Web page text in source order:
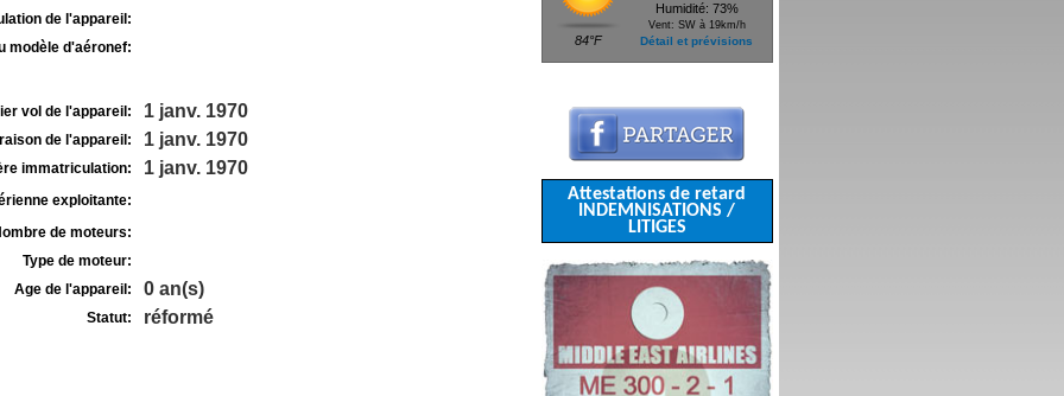
de l'appareil:
modèle d'aéronef:
vol de l'appareil: 1 janv. 1970
de l'appareil: 1 janv. 1970
immatriculation: 1 janv. 1970
exploitante:
de moteurs:
Type de moteur:
Age de l'appareil:
0 an(s)
Statut: réformé
84°F
Humidité: 73%
Vent: SW à 19km/h
Détail et prévisions
Attestations de retard
INDEMNISATIONS /
LITIGES